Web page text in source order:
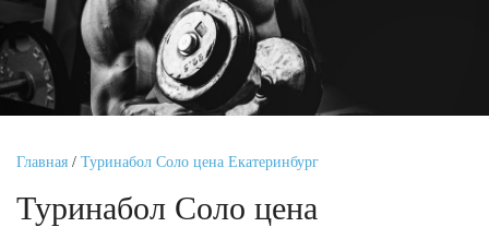
Главная / Туринабол Соло цена Екатеринбург
Туринабол Соло цена